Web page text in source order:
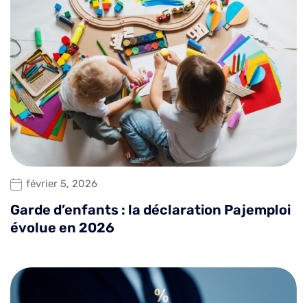
février 5, 2026
Garde d’enfants : la déclaration Pajemploi
évolue en 2026